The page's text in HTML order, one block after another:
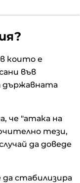
които е
във
държавната
че "атака на
тези,
да доведе
да стабилизира